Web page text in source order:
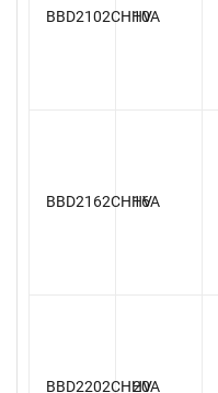
BBD2102CHHV
10A
BBD2162CHHV
16A
BBD2202CHHV
20A